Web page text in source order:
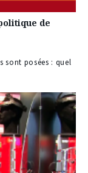
de
sont posées : quel